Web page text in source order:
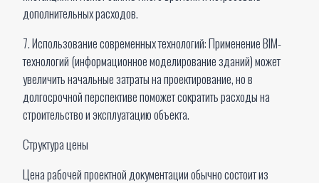
дополнительных расходов.
7. Использование современных технологий: Применение BIM-
технологий (информационное моделирование зданий) может
увеличить начальные затраты на проектирование, но в
долгосрочной перспективе поможет сократить расходы на
строительство и эксплуатацию объекта.
Структура цены
Цена рабочей проектной документации обычно состоит из